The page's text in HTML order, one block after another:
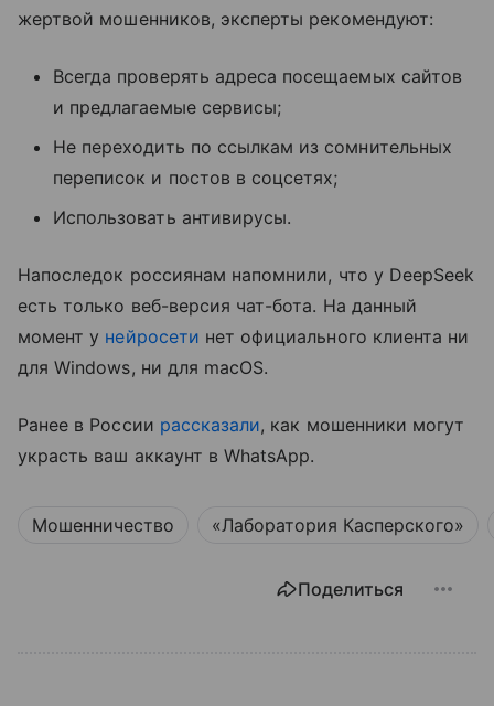
жертвой мошенников, эксперты рекомендуют:
Всегда проверять адреса посещаемых сайтов
и предлагаемые сервисы;
Не переходить по ссылкам из сомнительных
переписок и постов в соцсетях;
Использовать антивирусы.
Напоследок россиянам напомнили, что у DeepSeek
есть только веб-версия чат-бота. На данный
момент у нейросети нет официального клиента ни
для Windows, ни для macOS.
Ранее в России рассказали, как мошенники могут
украсть ваш аккаунт в WhatsApp.
Мошенничество «Лаборатория Касперского»
Поделиться